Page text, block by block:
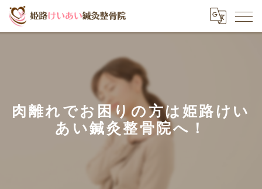
肉離れでお困りの方は姫路けい
あい鍼灸整骨院へ！